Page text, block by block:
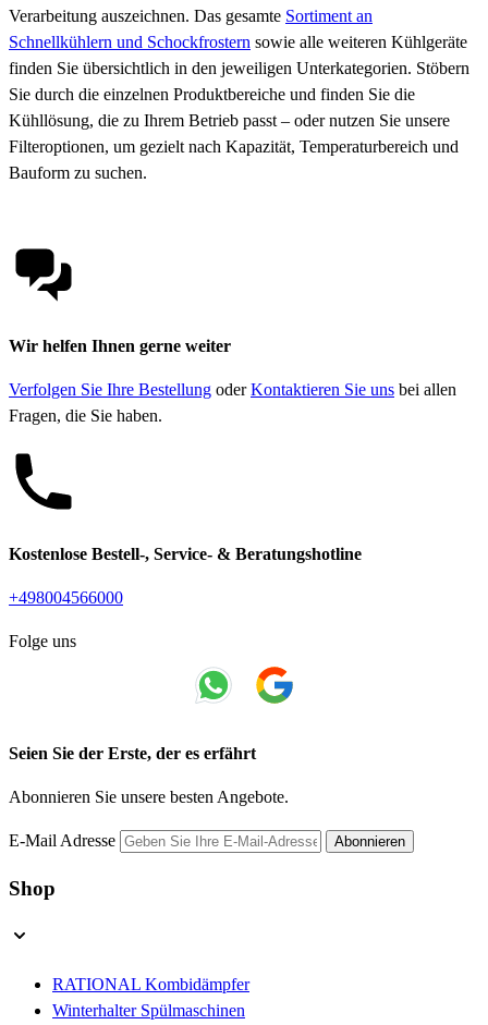
Verarbeitung auszeichnen. Das gesamte Sortiment an
Schnellkühlern und Schockfrostern sowie alle weiteren Kühlgeräte
finden Sie übersichtlich in den jeweiligen Unterkategorien. Stöbern
Sie durch die einzelnen Produktbereiche und finden Sie die
Kühllösung, die zu Ihrem Betrieb passt – oder nutzen Sie unsere
Filteroptionen, um gezielt nach Kapazität, Temperaturbereich und
Bauform zu suchen.
Wir helfen Ihnen gerne weiter
Verfolgen Sie Ihre Bestellung oderKontaktieren Sie uns bei allen
Fragen, die Sie haben.
Kostenlose Bestell-, Service- & Beratungshotline
+498004566000
Folge uns
Seien Sie der Erste, der es erfährt
Abonnieren Sie unsere besten Angebote.
E-Mail Adresse Abonnieren
Shop
RATIONAL Kombidämpfer
Winterhalter Spülmaschinen